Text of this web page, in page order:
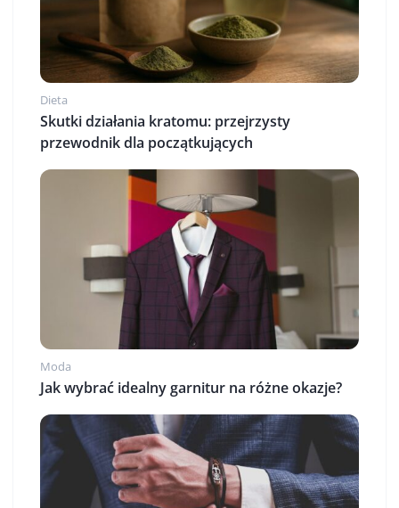
Dieta
Skutki działania kratomu: przejrzysty
przewodnik dla początkujących
Moda
Jak wybrać idealny garnitur na różne okazje?